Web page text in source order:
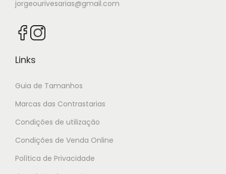
jorgeourivesarias@gmail.com
Links
Guia de Tamanhos
Marcas das Contrastarias
Condições de utilização
Condições de Venda Online
Política de Privacidade